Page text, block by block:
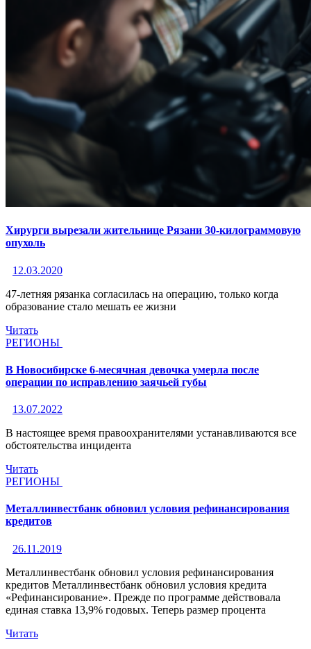
Хирурги вырезали жительнице Рязани 30-килограммовую
опухоль
12.03.2020
47-летняя рязанка согласилась на операцию, только когда
образование стало мешать ее жизни
Читать
РЕГИОНЫ
В Новосибирске 6-месячная девочка умерла после
операции по исправлению заячьей губы
13.07.2022
В настоящее время правоохранителями устанавливаются все
обстоятельства инцидента
Читать
РЕГИОНЫ
Металлинвестбанк обновил условия рефинансирования
кредитов
26.11.2019
Металлинвестбанк обновил условия рефинансирования
кредитов Металлинвестбанк обновил условия кредита
«Рефинансирование». Прежде по программе действовала
единая ставка 13,9% годовых. Теперь размер процента
Читать